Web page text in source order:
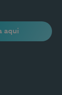
aqui